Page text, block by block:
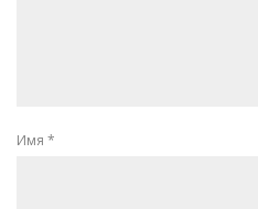
Имя *